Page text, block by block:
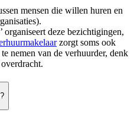
mensen die willen huren en
organiseert deze bezichtigingen,
zorgt soms ook
nemen van de verhuurder, denk